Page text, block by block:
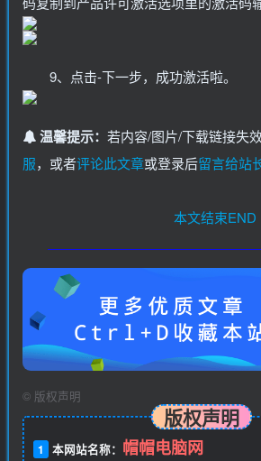
9、点击-下一步，成功激活啦。
温馨提示： 若内容/图片/下载链接失
服，或者评论此文章或登录后留言给站
本文结束END
© 版权声明
版权声明
1 本网站名称： 帽帽电脑网